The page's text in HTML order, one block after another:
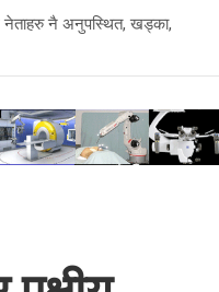
नेताहरु नै अनुपस्थित, खड्का,